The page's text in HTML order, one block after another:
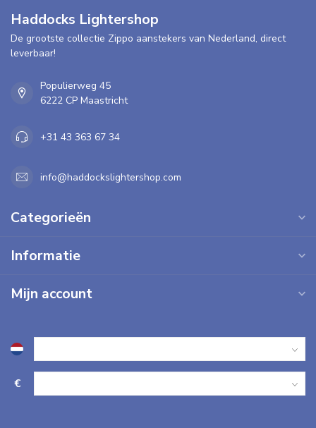
Haddocks Lightershop
De grootste collectie Zippo aanstekers van Nederland, direct
leverbaar!
Populierweg 45
6222 CP Maastricht
+31 43 363 67 34
info@haddockslightershop.com
Categorieën
Informatie
Mijn account
€